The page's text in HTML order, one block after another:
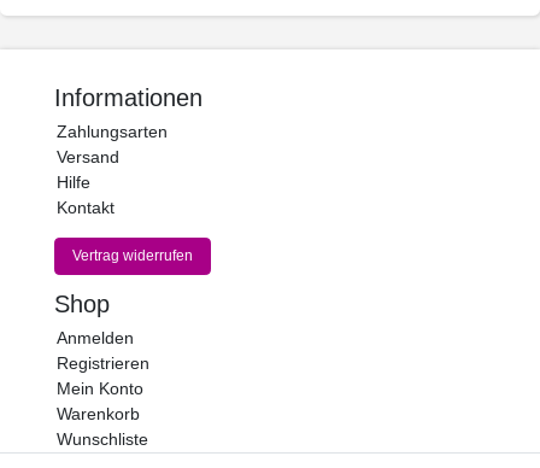
Informationen
Zahlungsarten
Versand
Hilfe
Kontakt
Vertrag widerrufen
Shop
Anmelden
Registrieren
Mein Konto
Warenkorb
Wunschliste